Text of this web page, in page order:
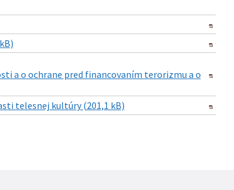
a o ochrane pred financovaním terorizmu a o
telesnej kultúry (201,1 kB)